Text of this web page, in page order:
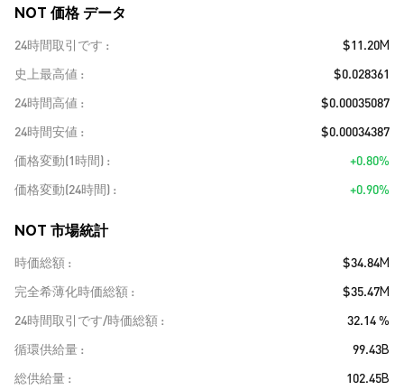
NOT 価格 データ
24時間取引です
$11.20M
史上最高値
$0.028361
24時間高値
$0.00035087
24時間安値
$0.00034387
価格変動(1時間)
+0.80%
価格変動(24時間)
+0.90%
NOT 市場統計
時価総額
$34.84M
完全希薄化時価総額
$35.47M
24時間取引です/時価総額
32.14 %
循環供給量
99.43B
総供給量
102.45B